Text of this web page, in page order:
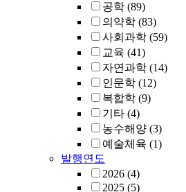
공학 (89)
의약학 (83)
사회과학 (59)
교육 (41)
자연과학 (14)
인문학 (12)
복합학 (9)
기타 (4)
농수해양 (3)
예술체육 (1)
발행연도
2026 (4)
2025 (5)